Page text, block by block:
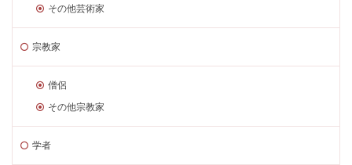
その他芸術家
宗教家
僧侶
その他宗教家
学者